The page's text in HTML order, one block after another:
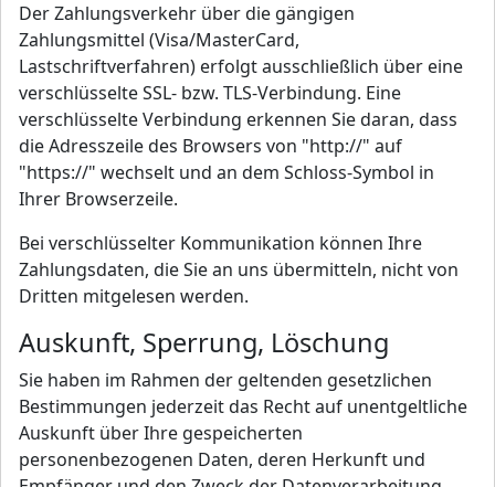
Der Zahlungsverkehr über die gängigen
Zahlungsmittel (Visa/MasterCard,
Lastschriftverfahren) erfolgt ausschließlich über eine
verschlüsselte SSL- bzw. TLS-Verbindung. Eine
verschlüsselte Verbindung erkennen Sie daran, dass
die Adresszeile des Browsers von "http://" auf
"https://" wechselt und an dem Schloss-Symbol in
Ihrer Browserzeile.
Bei verschlüsselter Kommunikation können Ihre
Zahlungsdaten, die Sie an uns übermitteln, nicht von
Dritten mitgelesen werden.
Auskunft, Sperrung, Löschung
Sie haben im Rahmen der geltenden gesetzlichen
Bestimmungen jederzeit das Recht auf unentgeltliche
Auskunft über Ihre gespeicherten
personenbezogenen Daten, deren Herkunft und